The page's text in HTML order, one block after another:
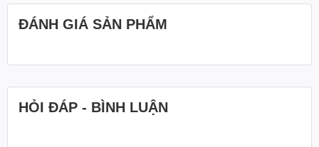
ĐÁNH GIÁ SẢN PHẨM
HỎI ĐÁP - BÌNH LUẬN